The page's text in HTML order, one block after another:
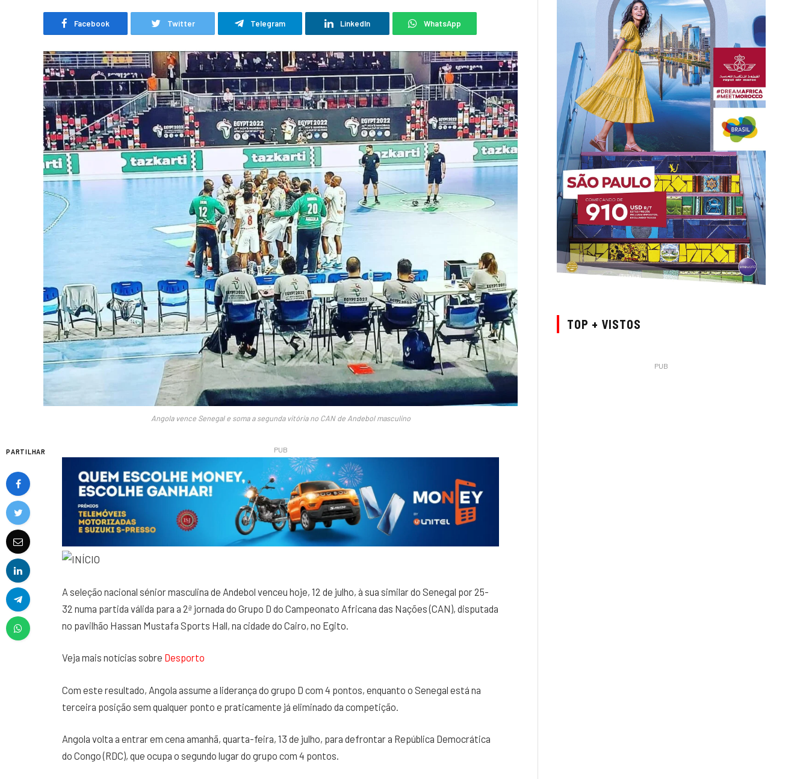
Facebook Twitter Telegram LinkedIn WhatsApp
Angola vence Senegal e soma a segunda vitória no CAN de Andebol masculino
PARTILHAR PUB
A seleção nacional sénior masculina de Andebol venceu hoje, 12 de julho, à sua similar do Senegal por 25-
32 numa partida válida para a 2ª jornada do Grupo D do Campeonato Africana das Nações (CAN), disputada
no pavilhão Hassan Mustafa Sports Hall, na cidade do Cairo, no Egito.
Veja mais notícias sobre Desporto
Com este resultado, Angola assume a liderança do grupo D com 4 pontos, enquanto o Senegal está na
terceira posição sem qualquer ponto e praticamente já eliminado da competição.
Angola volta a entrar em cena amanhã, quarta-feira, 13 de julho, para defrontar a República Democrática
do Congo (RDC), que ocupa o segundo lugar do grupo com 4 pontos.
TOP + VISTOS
PUB